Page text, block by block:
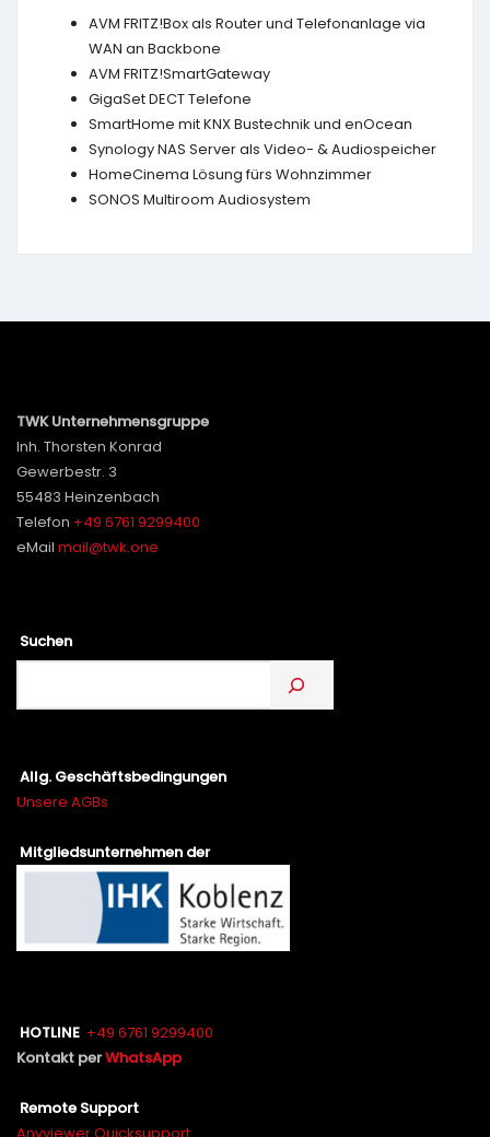
AVM FRITZ!Box als Router und Telefonanlage via
WAN an Backbone
AVM FRITZ!SmartGateway
GigaSet DECT Telefone
SmartHome mit KNX Bustechnik und enOcean
Synology NAS Server als Video- & Audiospeicher
HomeCinema Lösung fürs Wohnzimmer
SONOS Multiroom Audiosystem
TWK Unternehmensgruppe
Inh. Thorsten Konrad
Gewerbestr. 3
55483 Heinzenbach
Telefon +49 6761 9299400
eMail mail@twk.one
Suchen
Allg. Geschäftsbedingungen
Unsere AGBs
Mitgliedsunternehmen der
HOTLINE +49 6761 9299400
Kontakt perWhatsApp
Remote Support